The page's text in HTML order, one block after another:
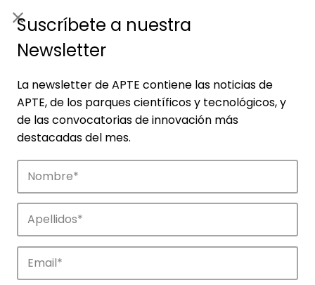
Agenda
Explora y descubre los eventos de APTE y
Suscríbete a nuestra
Newsletter
La newsletter de APTE contiene las noticias de
APTE, de los parques científicos y tecnológicos, y
de las convocatorias de innovación más
destacadas del mes.